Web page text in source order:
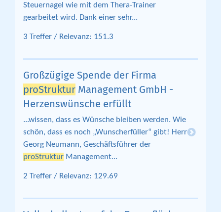
Steuernagel wie mit dem Thera-Trainer
gearbeitet wird. Dank einer sehr...
3 Treffer / Relevanz: 151.3
Großzügige Spende der Firma
proStruktur Management GmbH -
Herzenswünsche erfüllt
...wissen, dass es Wünsche bleiben werden. Wie
schön, dass es noch „Wunscherfüller“ gibt! Herr
Georg Neumann, Geschäftsführer der
proStruktur Management...
2 Treffer / Relevanz: 129.69